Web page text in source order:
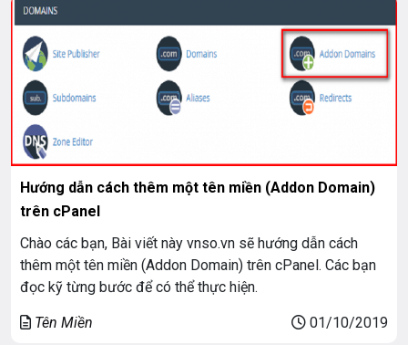
Hướng dẫn cách thêm một tên miền (Addon Domain)
trên cPanel
Chào các bạn, Bài viết này vnso.vn sẽ hướng dẫn cách
thêm một tên miền (Addon Domain) trên cPanel. Các bạn
đọc kỹ từng bước để có thể thực hiện.
Tên Miền 01/10/2019